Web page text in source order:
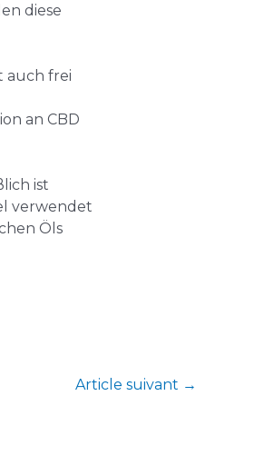
diese
auch frei
an CBD
ist
verwendet
Öls
Article suivant →